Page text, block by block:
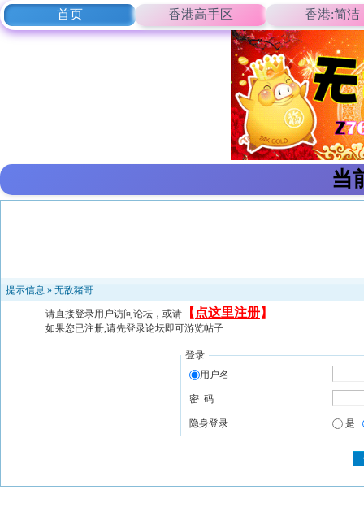
首页 香港高手区 香港:简洁
当
提示信息 » 无敌猪哥
请直接登录用户访问论坛，或请 【 点这里注册】
如果您已注册,请先登录论坛即可游览帖子
登录
用户名
密 码
隐身登录 是